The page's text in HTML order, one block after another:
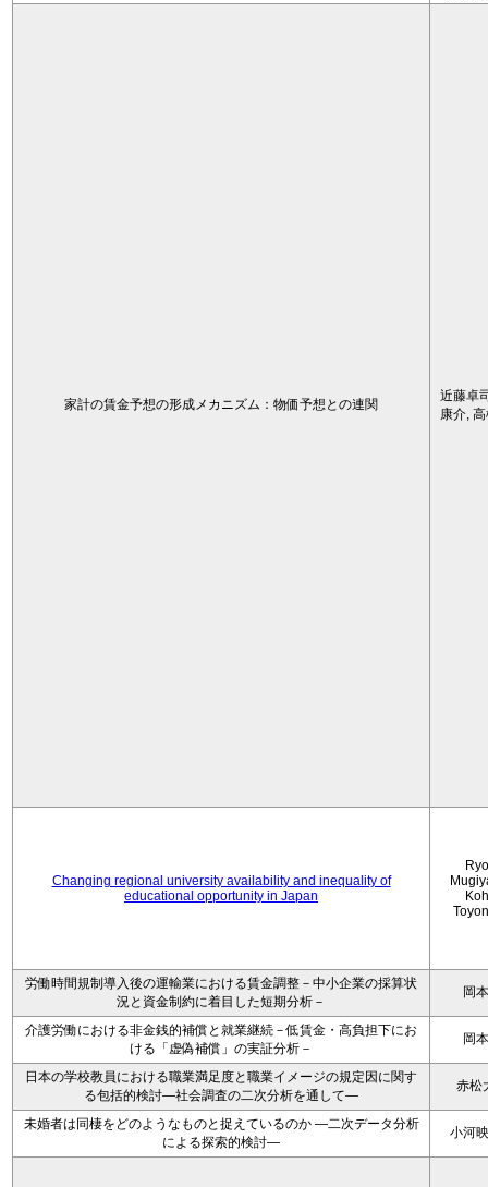
家計の賃金予想の形成メカニズム：物価予想との連関
近藤卓
康介,
Changing regional university availability and inequality of
educational opportunity in Japan
労働時間規制導入後の運輸業における賃金調整－中小企業の採算状
況と資金制約に着目した短期分析－
岡
介護労働における非金銭的補償と就業継続－低賃金・高負担下にお
ける「虚偽補償」の実証分析－
岡
日本の学校教員における職業満足度と職業イメージの規定因に関す
る包括的検討―社会調査の二次分析を通して―
赤松
未婚者は同棲をどのようなものと捉えているのか —二次データ分析
による探索的検討—
小河